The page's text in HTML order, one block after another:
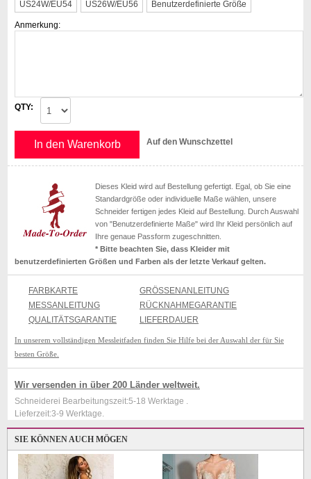
US24W/EU54 US26W/EU56 Benutzerdefinierte Größe
Anmerkung:
QTY:
In den Warenkorb Auf den Wunschzettel
Dieses Kleid wird auf Bestellung gefertigt. Egal, ob Sie eine
Standardgröße oder individuelle Maße wählen, unsere
Schneider fertigen jedes Kleid auf Bestellung. Durch Auswahl
von "Benutzerdefinierte Maße" wird Ihr Kleid persönlich auf
Ihre genaue Passform zugeschnitten.
* Bitte beachten Sie, dass Kleider mit
benutzerdefinierten Größen und Farben als der letzte Verkauf gelten.
FARBKARTE
GRÖSSENANLEITUNG
MESSANLEITUNG
RÜCKNAHMEGARANTIE
QUALITÄTSGARANTIE
LIEFERDAUER
In unserem vollständigen Messleitfaden finden Sie Hilfe bei der Auswahl der für Sie
besten Größe.
Wir versenden in über 200 Länder weltweit.
Schneiderei Bearbeitungszeit:5-18 Werktage .
Lieferzeit:3-9 Werktage.
SIE KÖNNEN AUCH MÖGEN